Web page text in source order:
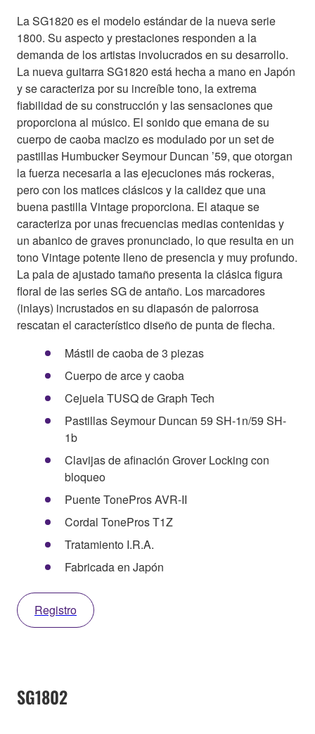
La SG1820 es el modelo estándar de la nueva serie
1800. Su aspecto y prestaciones responden a la
demanda de los artistas involucrados en su desarrollo.
La nueva guitarra SG1820 está hecha a mano en Japón
y se caracteriza por su increíble tono, la extrema
fiabilidad de su construcción y las sensaciones que
proporciona al músico. El sonido que emana de su
cuerpo de caoba macizo es modulado por un set de
pastillas Humbucker Seymour Duncan ’59, que otorgan
la fuerza necesaria a las ejecuciones más rockeras,
pero con los matices clásicos y la calidez que una
buena pastilla Vintage proporciona. El ataque se
caracteriza por unas frecuencias medias contenidas y
un abanico de graves pronunciado, lo que resulta en un
tono Vintage potente lleno de presencia y muy profundo.
La pala de ajustado tamaño presenta la clásica figura
floral de las series SG de antaño. Los marcadores
(inlays) incrustados en su diapasón de palorrosa
rescatan el característico diseño de punta de flecha.
Mástil de caoba de 3 piezas
Cuerpo de arce y caoba
Cejuela TUSQ de Graph Tech
Pastillas Seymour Duncan 59 SH-1n/59 SH-
1b
Clavijas de afinación Grover Locking con
bloqueo
Puente TonePros AVR-II
Cordal TonePros T1Z
Tratamiento I.R.A.
Fabricada en Japón
Registro
SG1802